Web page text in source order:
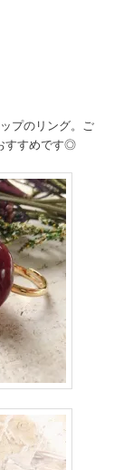
プのリング。ご
すすめです◎